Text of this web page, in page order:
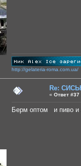
http://gelateria-roma.com.ua/
Re:
« Ответ #37
Берм оптом и пиво и